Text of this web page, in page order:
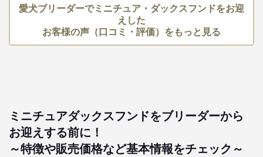
愛犬ブリーダーでミニチュア・ダックスフンドをお迎
えした
お客様の声（口コミ・評価）をもっと見る
ミニチュアダックスフンドをブリーダーから
お迎えする前に！
～特徴や販売価格など基本情報をチェック～